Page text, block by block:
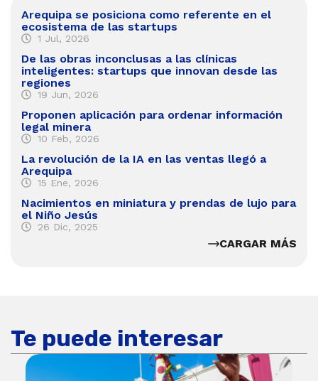
Arequipa se posiciona como referente en el
ecosistema de las startups
1 Jul, 2026
De las obras inconclusas a las clínicas
inteligentes: startups que innovan desde las
regiones
19 Jun, 2026
Proponen aplicación para ordenar información
legal minera
10 Feb, 2026
La revolución de la IA en las ventas llegó a
Arequipa
15 Ene, 2026
Nacimientos en miniatura y prendas de lujo para
el Niño Jesús
26 Dic, 2025
CARGAR MÁS
Te puede interesar